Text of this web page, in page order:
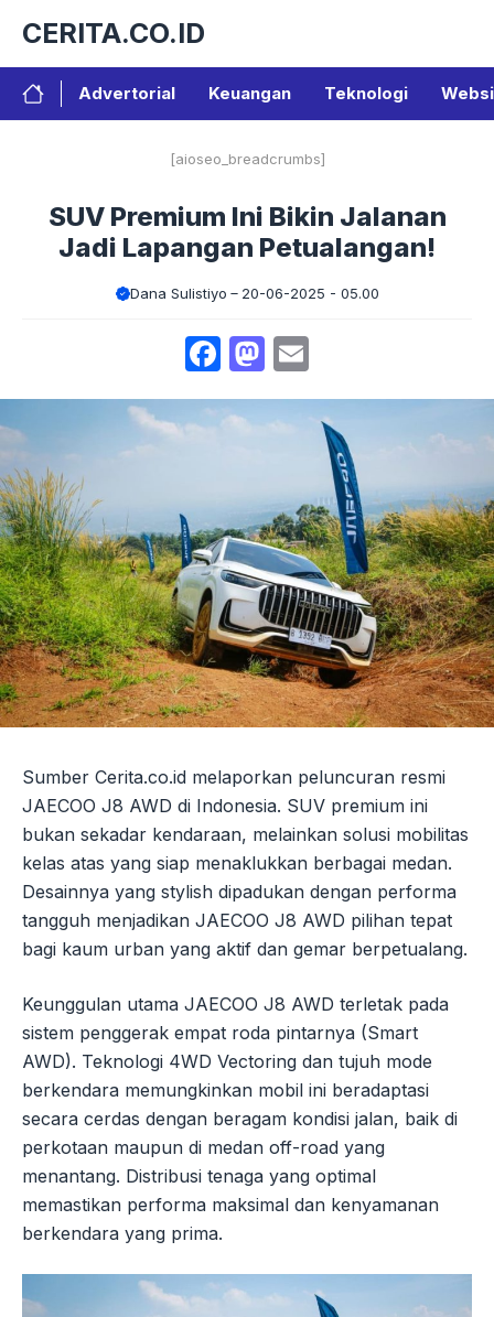
isi
CERITA.CO.ID
Advertorial Keuangan Teknologi
[aioseo_breadcrumbs]
SUV Premium Ini Bikin Jalanan
Jadi Lapangan Petualangan!
Dana Sulistiyo 20-06-2025 - 05.00
Facebook
Mastodon
Sumber Cerita.co.id melaporkan peluncuran resmi
JAECOO J8 AWD di Indonesia. SUV premium ini
bukan sekadar kendaraan, melainkan solusi mobilitas
kelas atas yang siap menaklukkan berbagai medan.
Desainnya yang stylish dipadukan dengan performa
tangguh menjadikan JAECOO J8 AWD pilihan tepat
bagi kaum urban yang aktif dan gemar berpetualang.
Keunggulan utama JAECOO J8 AWD terletak pada
sistem penggerak empat roda pintarnya (Smart
AWD). Teknologi 4WD Vectoring dan tujuh mode
berkendara memungkinkan mobil ini beradaptasi
secara cerdas dengan beragam kondisi jalan, baik di
perkotaan maupun di medan off-road yang
menantang. Distribusi tenaga yang optimal
memastikan performa maksimal dan kenyamanan
berkendara yang prima.